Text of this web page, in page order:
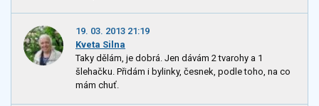
19. 03. 2013 21:19
Kveta Silna
Taky dělám, je dobrá. Jen dávám 2 tvarohy a 1
šlehačku. Přidám i bylinky, česnek, podle toho, na co
mám chuť.